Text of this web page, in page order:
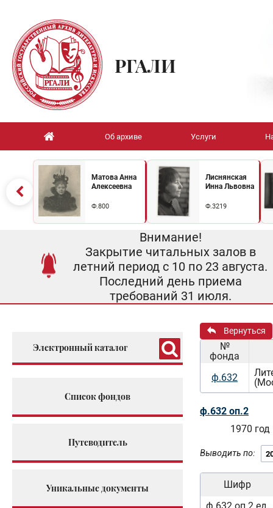
РГАЛИ
Об архиве Услуги
Матова Анна
Алексеевна
Ф.800
Лиснянская
Инна Львовна
Ф.3219
Внимание!
Закрытие читальных залов в
летний период с 10 по 23 августа.
Последний день приема
требований 31 июля.
Электронный каталог
Список фондов
Путеводитель
Уникальные документы
Вернуться
№
фонда
ф.632
ф.632 оп.2
1970 год
Выводить по:
Шифр